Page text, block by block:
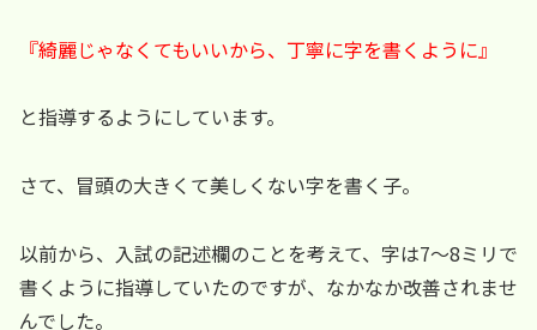
『綺麗じゃなくてもいいから、丁寧に字を書くように』
と指導するようにしています。
さて、冒頭の大きくて美しくない字を書く子。
以前から、入試の記述欄のことを考えて、字は7～8ミリで
書くように指導していたのですが、なかなか改善されませ
んでした。